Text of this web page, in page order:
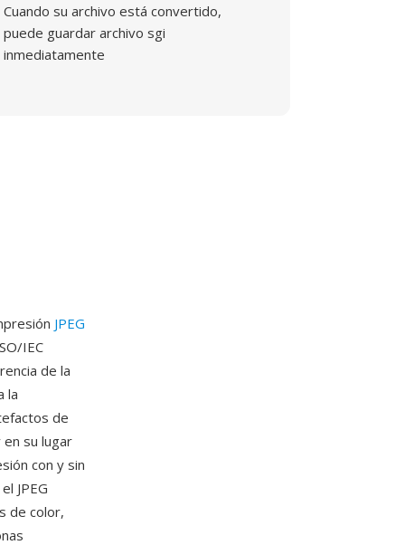
Cuando su archivo está convertido,
puede guardar archivo sgi
inmediatamente
JPEG
IEC
de la
la
de
su lugar
con y sin
JPEG
de color,